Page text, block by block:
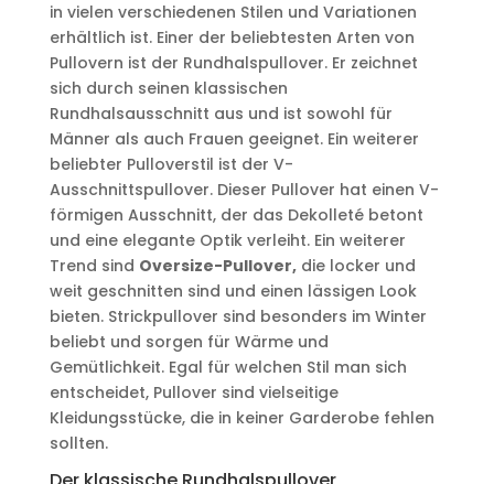
in vielen verschiedenen Stilen und Variationen
erhältlich ist. Einer der beliebtesten Arten von
Pullovern ist der Rundhalspullover. Er zeichnet
sich durch seinen klassischen
Rundhalsausschnitt aus und ist sowohl für
Männer als auch Frauen geeignet. Ein weiterer
beliebter Pulloverstil ist der V-
Ausschnittspullover. Dieser Pullover hat einen V-
förmigen Ausschnitt, der das Dekolleté betont
und eine elegante Optik verleiht. Ein weiterer
Trend sind Oversize-Pullover,die locker und
weit geschnitten sind und einen lässigen Look
bieten. Strickpullover sind besonders im Winter
beliebt und sorgen für Wärme und
Gemütlichkeit. Egal für welchen Stil man sich
entscheidet, Pullover sind vielseitige
Kleidungsstücke, die in keiner Garderobe fehlen
sollten.